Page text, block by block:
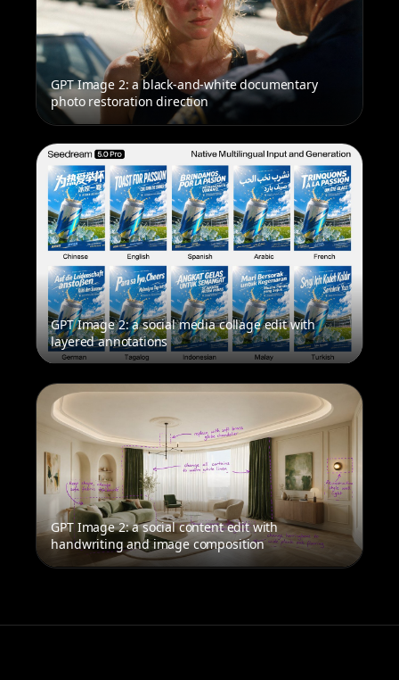
GPT Image 2: a black-and-white documentary
photo restoration direction
GPT Image 2: a social media collage edit with
layered annotations
GPT Image 2: a social content edit with
handwriting and image composition